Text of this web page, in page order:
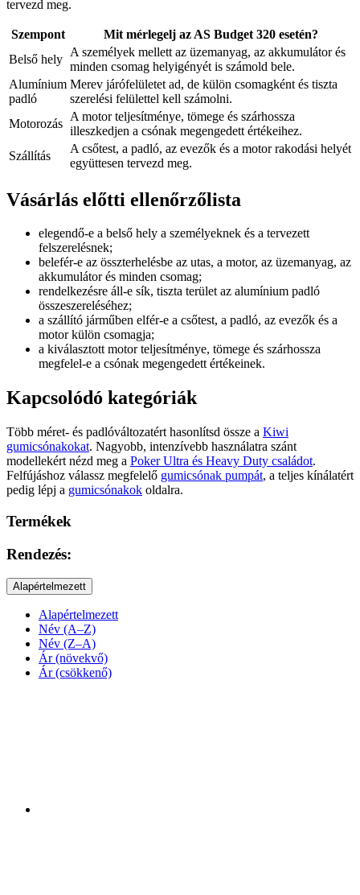
tervezd meg.
Szempont
Mit mérlegelj az AS Budget 320 esetén?
Belső hely
A személyek mellett az üzemanyag, az akkumulátor és
minden csomag helyigényét is számold bele.
Alumínium
padló
Merev járófelületet ad, de külön csomagként és tiszta
szerelési felülettel kell számolni.
Motorozás
A motor teljesítménye, tömege és szárhossza
illeszkedjen a csónak megengedett értékeihez.
Szállítás
A csőtest, a padló, az evezők és a motor rakodási helyét
együttesen tervezd meg.
Vásárlás előtti ellenőrzőlista
elegendő-e a belső hely a személyeknek és a tervezett
felszerelésnek;
belefér-e az összterhelésbe az utas, a motor, az üzemanyag, az
akkumulátor és minden csomag;
rendelkezésre áll-e sík, tiszta terület az alumínium padló
összeszereléséhez;
a szállító járműben elfér-e a csőtest, a padló, az evezők és a
motor külön csomagja;
a kiválasztott motor teljesítménye, tömege és szárhossza
megfelel-e a csónak megengedett értékeinek.
Kapcsolódó kategóriák
Több méret- és padlóváltozatért hasonlítsd össze a Kiwi
gumicsónakokat. Nagyobb, intenzívebb használatra szánt
modellekért nézd meg a Poker Ultra és Heavy Duty családot.
Felfújáshoz válassz megfelelő gumicsónak pumpát, a teljes kínálatért
pedig lépj a gumicsónakok oldalra.
Termékek
Rendezés:
Alapértelmezett
Alapértelmezett
Név (A–Z)
Név (Z–A)
Ár (növekvő)
Ár (csökkenő)